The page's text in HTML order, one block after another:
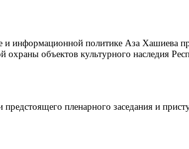
и информационной политике Аза
охраны объектов культурного наследия
пленарного заседания и